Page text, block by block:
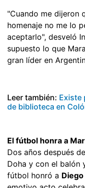
"Cuando me dijeron
homenaje no me lo
aceptarlo", desveló
supuesto lo que
gran líder en
Leer también: Existe
de biblioteca en
El fútbol honra a
Dos años después
Doha y con el balón
fútbol honró a